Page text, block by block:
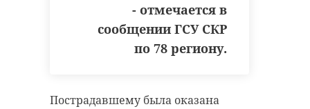
- отмечается в
сообщении ГСУ СКР
по 78 региону.
Пострадавшему была оказана